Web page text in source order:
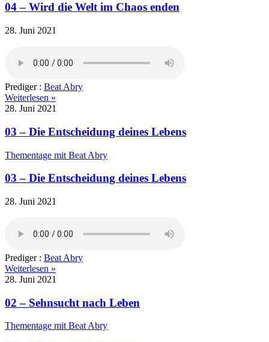
04 – Wird die Welt im Chaos enden
28. Juni 2021
Prediger : Beat Abry
Weiterlesen »
28. Juni 2021
03 – Die Entscheidung deines Lebens
Thementage mit Beat Abry
03 – Die Entscheidung deines Lebens
28. Juni 2021
Prediger : Beat Abry
Weiterlesen »
28. Juni 2021
02 – Sehnsucht nach Leben
Thementage mit Beat Abry